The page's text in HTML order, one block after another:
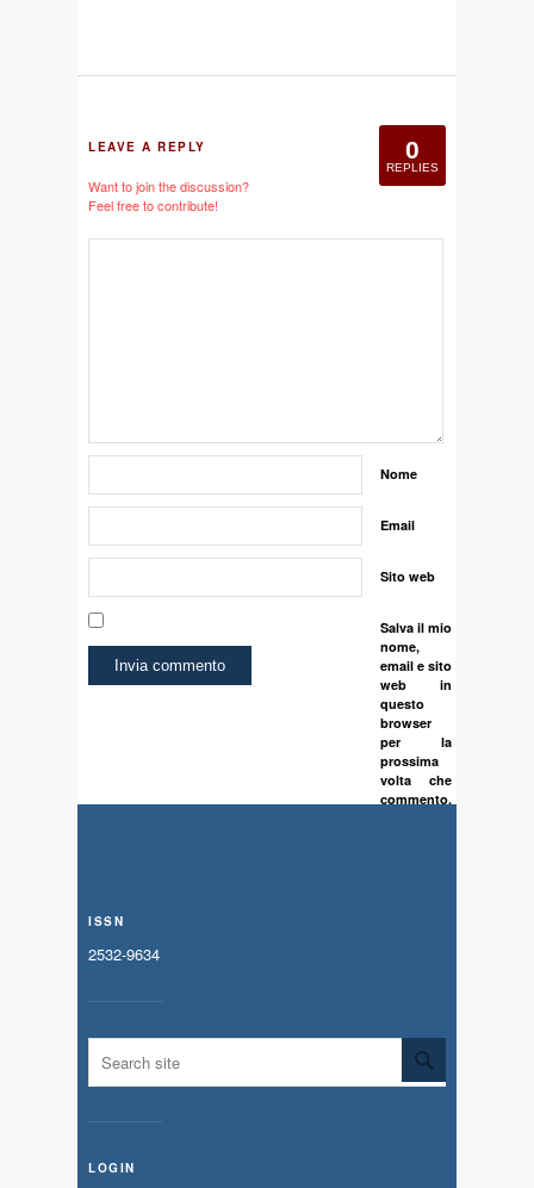
0
REPLIES
LEAVE A REPLY
Want to join the discussion?
Feel free to contribute!
Nome
Email
Sito web
Salva il mio
nome,
email e sito
web in
questo
browser
per la
prossima
volta che
commento.
ISSN
2532-9634
LOGIN